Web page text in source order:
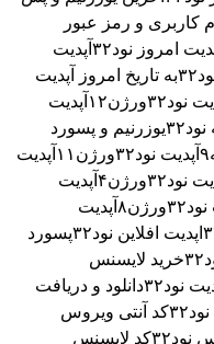
کاربری و رمز عبور
امروز نود۳۲
آپدیت
امروز
آپدیت
نود۳۲ورژن۱۲
آپدیت
یوزرنیم و پسورد
آپدیت نود۳۲ورژن۱۱
آپدیت
نود۳۲ورژن۴
آپدیت
آپدیت
اپدیت افلاین نود۳۲
پسورد
خرید لایسنس
نود۳۲
دانلود و دریافت
کد آنتی ویروس
نود۳۲
کد لایسنس